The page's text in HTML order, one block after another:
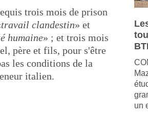
trois mois de prison
travail clandestin» et
humaine» ; et trois mois
père et fils, pour s'être
les conditions de la
italien.
un